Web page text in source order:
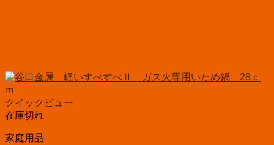
クイックビュー
在庫切れ
家庭用品